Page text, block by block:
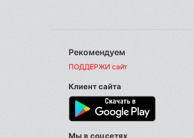
Рекомендуем
ПОДДЕРЖИ сайт
Клиент сайта
Мы в соцсетях